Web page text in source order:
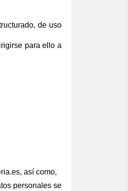
de uso
para ello a
así como,
personales se